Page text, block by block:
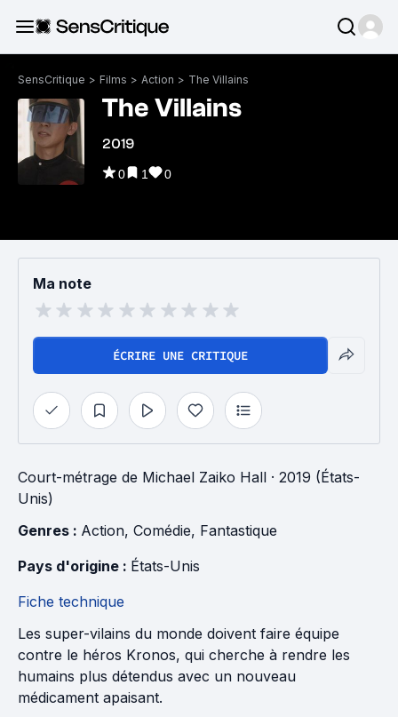
SensCritique > Films > Action > The Villains
The Villains
2019
0 1 0
Ma note
ÉCRIRE UNE CRITIQUE
Court-métrage de Michael Zaiko Hall · 2019 (États-
Unis)
Genres : Action, Comédie, Fantastique
Pays d'origine : États-Unis
Fiche technique
Les super-vilains du monde doivent faire équipe
contre le héros Kronos, qui cherche à rendre les
humains plus détendus avec un nouveau
médicament apaisant.